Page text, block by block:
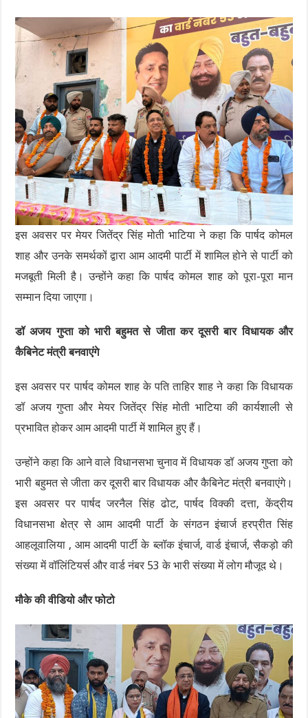
इस अवसर पर मेयर जितेंद्र सिंह मोती भाटिया ने कहा कि पार्षद कोमल
शाह और उनके समर्थकों द्वारा आम आदमी पार्टी में शामिल होने से पार्टी को
मजबूती मिली है। उन्होंने कहा कि पार्षद कोमल शाह को पूरा-पूरा मान
सम्मान दिया जाएगा।
डॉ अजय गुप्ता को भारी बहुमत से जीता कर दूसरी बार विधायक और
कैबिनेट मंत्री बनवाएंगे
इस अवसर पर पार्षद कोमल शाह के पति ताहिर शाह ने कहा कि विधायक
डॉ अजय गुप्ता और मेयर जितेंद्र सिंह मोती भाटिया की कार्यशाली से
प्रभावित होकर आम आदमी पार्टी में शामिल हुए हैं।
उन्होंने कहा कि आने वाले विधानसभा चुनाव में विधायक डॉ अजय गुप्ता को
भारी बहुमत से जीता कर दूसरी बार विधायक और कैबिनेट मंत्री बनवाएंगे।
इस अवसर पर पार्षद जरनैल सिंह ढोट, पार्षद विक्की दत्ता, केंद्रीय
विधानसभा क्षेत्र से आम आदमी पार्टी के संगठन इंचार्ज हरप्रीत सिंह
आहलूवालिया , आम आदमी पार्टी के ब्लॉक इंचार्ज, वार्ड इंचार्ज, सैकड़ो की
संख्या में वॉलिंटियर्स और वार्ड नंबर 53 के भारी संख्या में लोग मौजूद थे।
मौके की वीडियो और फोटो